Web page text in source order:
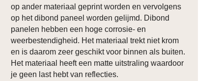
op ander materiaal geprint worden en vervolgens
op het dibond paneel worden gelijmd. Dibond
panelen hebben een hoge corrosie- en
weerbestendigheid. Het materiaal trekt niet krom
en is daarom zeer geschikt voor binnen als buiten.
Het materiaal heeft een matte uitstraling waardoor
je geen last hebt van reflecties.